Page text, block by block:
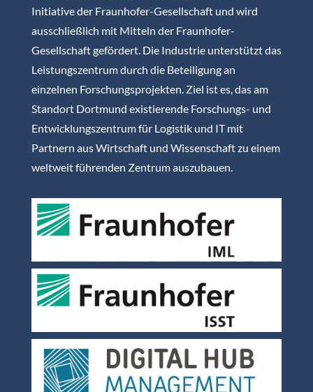
Initiative der Fraunhofer-Gesellschaft und wird
ausschließlich mit Mitteln der Fraunhofer-
Gesellschaft gefördert. Die Industrie unterstützt das
Leistungszentrum durch die Beteiligung an
einzelnen Forschungsprojekten. Ziel ist es, das am
Standort Dortmund existierende Forschungs- und
Entwicklungszentrum für Logistik und IT mit
Partnern aus Wirtschaft und Wissenschaft zu einem
weltweit führenden Zentrum auszubauen.